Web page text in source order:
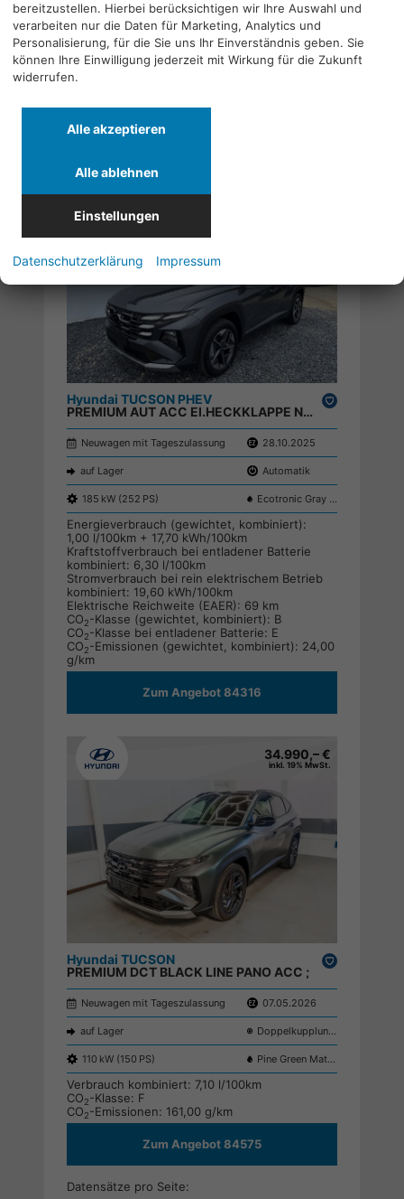
auf Lager
110 kW (150 PS) Abyss Black A2B
Verbrauch kombiniert:
CO
Zum Angebot 84579
38.890,– €
Hyundai TUCSON PHEV
PREMIUM AUT ACC El.HECKKLAPPE NAVI RFK ;
Neuwagen mit Tageszulassung 28.10.2025
auf Lager Automatik
185 kW (252 PS) Ecotronic Gray Pearl PE2
Energieverbrauch (gewichtet, kombiniert):
1,00 l/100km + 17,70 kWh/100km
Kraftstoffverbrauch bei entladener Batterie
kombiniert: 6,30 l/100km
Stromverbrauch bei rein elektrischem Betrieb
kombiniert: 19,60 kWh/100km
Elektrische Reichweite (EAER): 69 km
CO2-Klasse (gewichtet, kombiniert): B
CO2-Klasse bei entladener Batterie: E
CO2-Emissionen (gewichtet, kombiniert): 24,00
g/km
Zum Angebot 84316
34.990,– €
inkl. 19% MwSt.
Hyundai TUCSON
PREMIUM DCT BLACK LINE PANO ACC ;
Neuwagen mit Tageszulassung 07.05.2026
auf Lager Doppelkupplungsgetriebe (DSG)
110 kW (150 PS) Pine Green Matte RB2
Verbrauch kombiniert: 7,10 l/100km
CO2-Klasse: F
CO2-Emissionen: 161,00 g/km
Zum Angebot 84575
Datensätze pro Seite:
bereitzustellen. Hierbei berücksichtigen wir Ihre Auswahl und
verarbeiten nur die Daten für Marketing, Analytics und
Personalisierung, für die Sie uns Ihr Einverständnis geben. Sie
können Ihre Einwilligung jederzeit mit Wirkung für die Zukunft
widerrufen.
Alle akzeptieren
Alle ablehnen
Einstellungen
Datenschutzerklärung Impressum